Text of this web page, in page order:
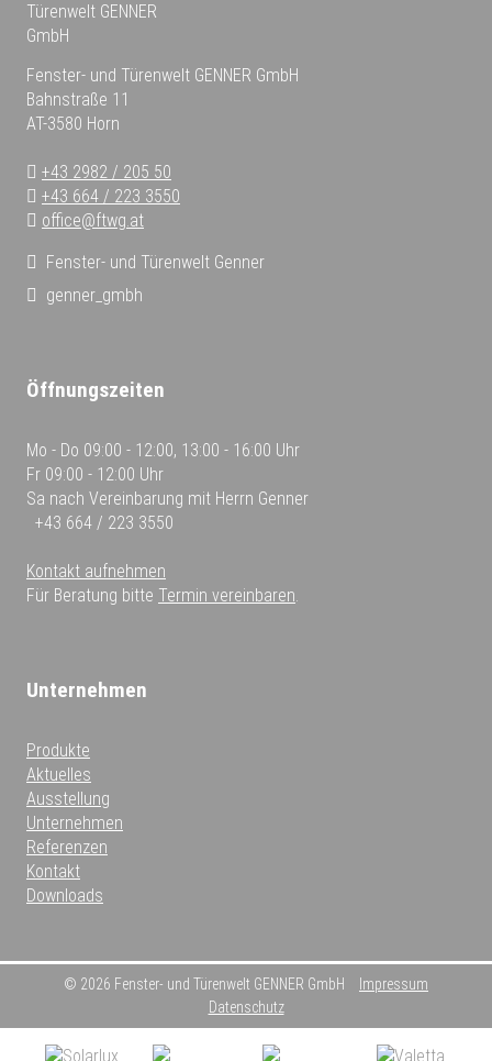
Fenster- und Türenwelt GENNER GmbH
Bahnstraße 11
AT-3580 Horn
+43 2982 / 205 50
+43 664 / 223 3550
office@ftwg.at
Fenster- und Türenwelt Genner
genner_gmbh
Öffnungszeiten
Mo - Do 09:00 - 12:00, 13:00 - 16:00 Uhr
Fr 09:00 - 12:00 Uhr
Sa nach Vereinbarung mit Herrn Genner
+43 664 / 223 3550
Kontakt aufnehmen
Für Beratung bitte Termin vereinbaren.
Unternehmen
Produkte
Aktuelles
Ausstellung
Unternehmen
Referenzen
Kontakt
Downloads
© 2026 Fenster- und Türenwelt GENNER GmbH
Impressum
Datenschutz